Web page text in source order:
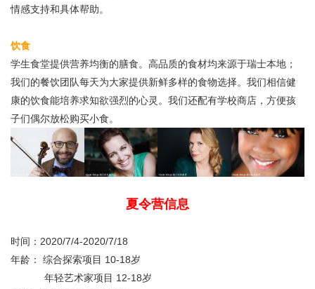
情感支持和具体帮助。
饮食
学生食堂提供营养均衡的膳食。高品质的食材均来源于瑞士本地；
我们的餐饮团队每天为大家提供新鲜多样的食物选择。我们相信健
康的饮食能培养求知欲强烈的心灵。我们还配有学校商店，方便孩
子们偶尔放松购买小食。
夏令营信息
时间：2020/7/4-2020/7/18
年龄： 综合探索项目 10-18岁
年轻艺术家项目 12-18岁